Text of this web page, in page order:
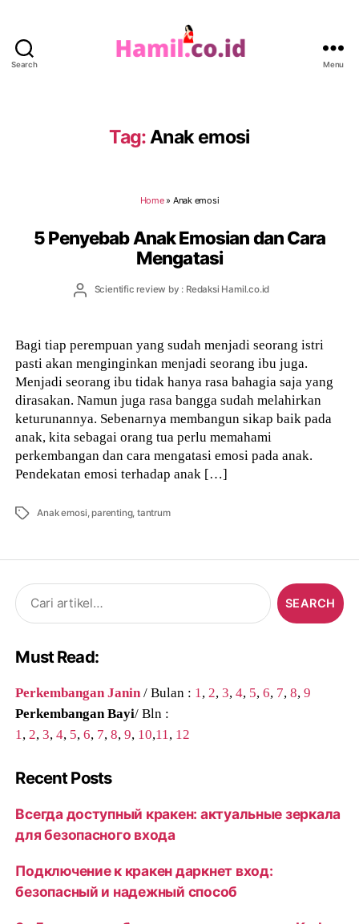
Search Menu
Tag: Anak emosi
Home» Anak emosi
5 Penyebab Anak Emosian dan Cara
Mengatasi
PostScientific review by : Redaksi Hamil.co.id
Bagi tiap perempuan yang sudah menjadi seorang istri
pasti akan menginginkan menjadi seorang ibu juga.
Menjadi seorang ibu tidak hanya rasa bahagia saja yang
dirasakan. Namun juga rasa bangga sudah melahirkan
keturunannya. Sebenarnya membangun sikap baik pada
anak, kita sebagai orang tua perlu memahami
perkembangan dan cara mengatasi emosi pada anak.
Pendekatan emosi terhadap anak […]
Tags Anak emosi,parenting, tantrum
Search
for:
Must Read:
Perkembangan Janin/ Bulan : 1,2,3,4, 5,6, 7,8,9
Perkembangan Bayi/ Bln :
1,2,3,4, 5,6, 7,8,9, 10,11, 12
Recent Posts
Всегда доступный кракен: актуальные зеркала
для безопасного входа
Подключение к кракен даркнет вход:
безопасный и надежный способ